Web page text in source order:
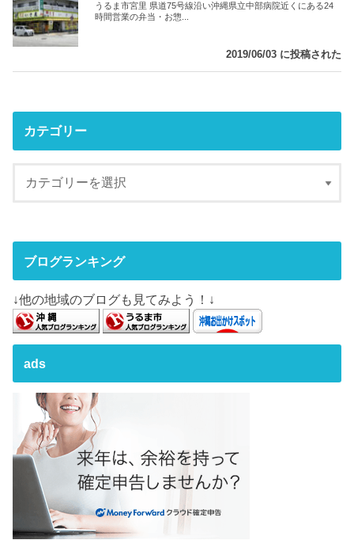
うるま市宮里 県道75号線沿い沖縄県立中部病院近くにある24
時間営業の弁当・お惣...
2019/06/03 に投稿された
カテゴリー
ブログランキング
↓他の地域のブログも見てみよう！↓
ads